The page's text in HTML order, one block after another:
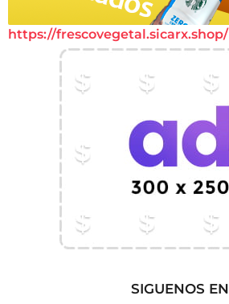
https://frescovegetal.sicarx.shop/
SIGUENOS EN